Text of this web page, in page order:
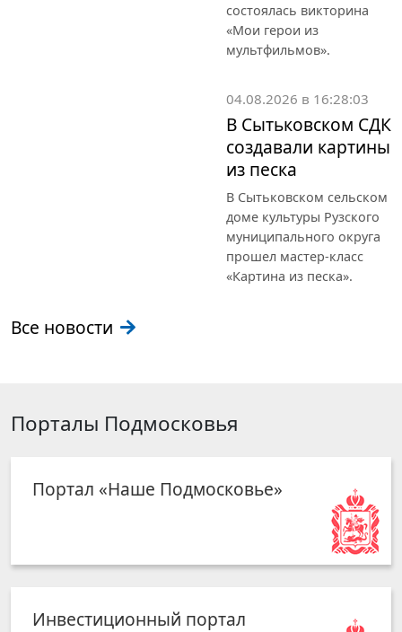
состоялась викторина
«Мои герои из
мультфильмов».
04.08.2026 в 16:28:03
В Сытьковском СДК
создавали картины
из песка
В Сытьковском сельском
доме культуры Рузского
муниципального округа
прошел мастер-класс
«Картина из песка».
Все новости
Порталы Подмосковья
Портал «Наше Подмосковье»
Инвестиционный портал